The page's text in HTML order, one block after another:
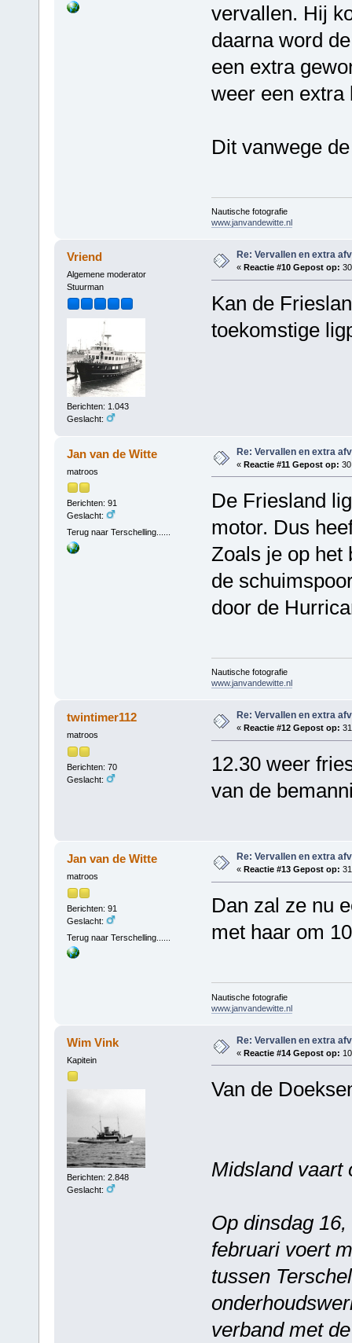
vervallen. Hij
daarna word
een extra
weer een extra
Dit vanwege
Nautische fotografie
www.janvandewitte.nl
Vriend
Algemene moderator
Stuurman
Berichten: 1.043
Geslacht:
Re: Vervallen en extra
« Reactie #10 Gepost op:
Kan de
toekomstige
Jan van de Witte
matroos
Berichten: 91
Geslacht:
Terug naar Terschelling......
Re: Vervallen en extra
« Reactie #11 Gepost op:
De Friesland
motor. Dus
Zoals je op het
de
door de
Nautische fotografie
www.janvandewitte.nl
twintimer112
matroos
Berichten: 70
Geslacht:
Re: Vervallen en extra
« Reactie #12 Gepost op:
12.30 weer
van de
Jan van de Witte
matroos
Berichten: 91
Geslacht:
Terug naar Terschelling......
Re: Vervallen en extra
« Reactie #13 Gepost op:
Dan zal ze nu
met haar om
Nautische fotografie
www.janvandewitte.nl
Wim Vink
Kapitein
Berichten: 2.848
Geslacht:
Re: Vervallen en extra
« Reactie #14 Gepost op:
Van de
Midsland vaart
Op dinsdag
februari voert
tussen
verband met